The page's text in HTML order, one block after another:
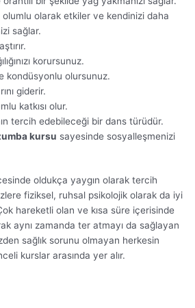
olumlu olarak etkiler ve kendinizi daha
sağlar.
korursunuz.
kondüsyonlu olursunuz.
giderir.
katkısı olur.
tercih edebileceği bir dans türüdür.
kursu sayesinde sosyalleşmenizi
oldukça yaygın olarak tercih
fiziksel, ruhsal psikolojik olarak da iyi
hareketli olan ve kısa süre içerisinde
aynı zamanda ter atmayı da sağlayan
sağlık sorunu olmayan herkesin
kurslar arasında yer alır.